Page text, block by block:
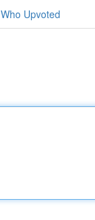
Who Upvoted